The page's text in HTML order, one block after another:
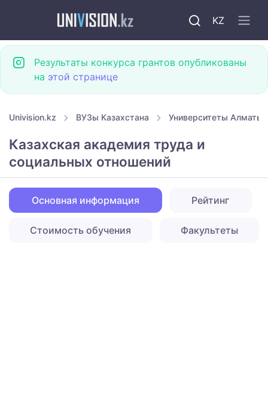
KZ
Результаты конкурса грантов опубликованы
на этой странице
Univision.kz ВУЗы Казахстана Университеты Алматы
Казахская академия труда и
социальных отношений
Основная информация Рейтинг
Стоимость обучения Факультеты